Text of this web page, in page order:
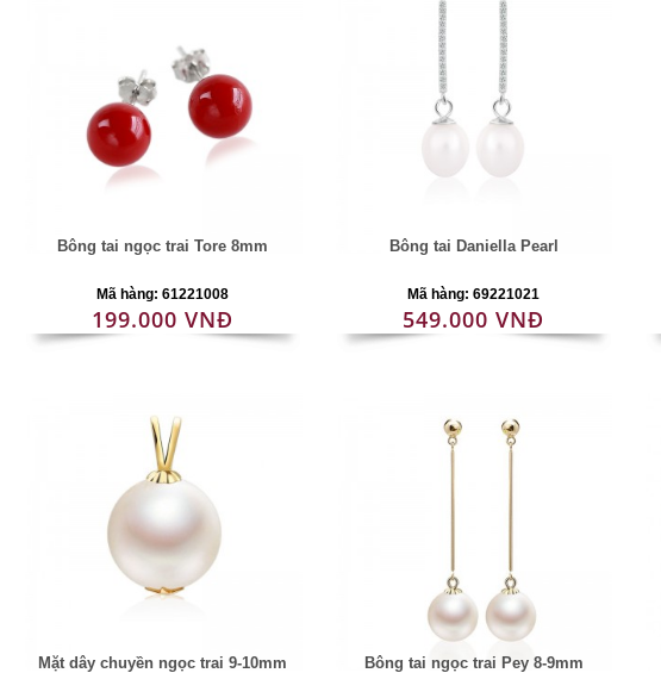
Bông tai ngọc trai Tore 8mm
Mã hàng: 61221008
199.000 VNĐ
Bông tai Daniella Pearl
Mã hàng: 69221021
549.000 VNĐ
Mặt dây chuyền ngọc trai 9-10mm
Bông tai ngọc trai Pey 8-9mm